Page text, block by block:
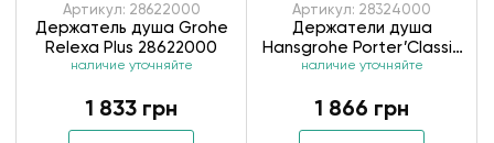
Артикул: 28622000
Держатель душа Grohe
Relexa Plus 28622000
наличие уточняйте
1 833 грн
Артикул: 28324000
Держатели душа
Hansgrohe Porter’Classic
28324000
наличие уточняйте
1 866 грн